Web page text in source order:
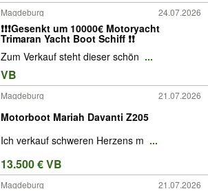
Magdeburg 24.07.2026
❗❗❗Gesenkt um 10000€ Motoryacht
Trimaran Yacht Boot Schiff ❗❗
Zum Verkauf steht dieser schön ...
VB
Magdeburg 21.07.2026
Motorboot Mariah Davanti Z205
Ich verkauf schweren Herzens m ...
13.500 € VB
Magdeburg 21.07.2026